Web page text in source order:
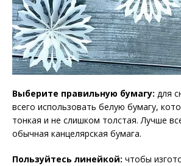
Выберите правильную бумагу: для
всего использовать белую бумагу,
тонкая и не слишком толстая. Лучше
обычная канцелярская бумага.
Пользуйтесь линейкой: чтобы